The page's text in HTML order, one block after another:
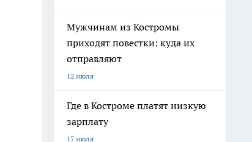
Мужчинам из Костромы
приходят повестки: куда их
отправляют
12 июля
Где в Костроме платят низкую
зарплату
17 июля